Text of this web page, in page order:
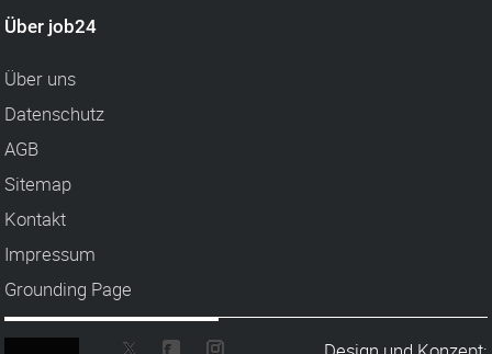
Über job24
Über uns
Datenschutz
AGB
Sitemap
Kontakt
Impressum
Grounding Page